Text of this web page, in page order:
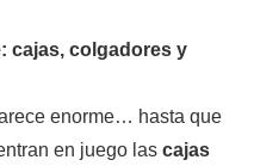
cajas, colgadores y
enorme… hasta que
en juego las cajas